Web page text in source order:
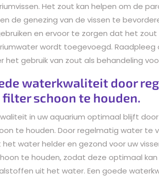
Het zout kan helpen om de
de genezing van de vissen te
en ervoor te zorgen dat het
wordt toegevoegd. Raadpleeg
het gebruik van zout als behandeling
waterkwaliteit door
schoon te houden.
in uw aquarium optimaal blijft
te houden. Door regelmatig water te
water helder en gezond voor uw
te houden, zodat deze optimaal
uit het water. Een goede